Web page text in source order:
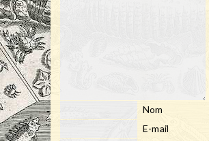
Nom
E-mail